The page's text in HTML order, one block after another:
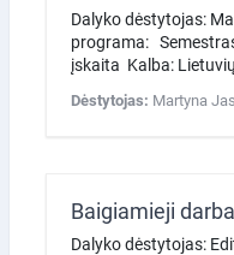
Dalyko dėstytojas:
programa:
įskaita Kalba: Lietuvių
Dėstytojas: Martyna
Baigiamieji
Dalyko dėstytojas: